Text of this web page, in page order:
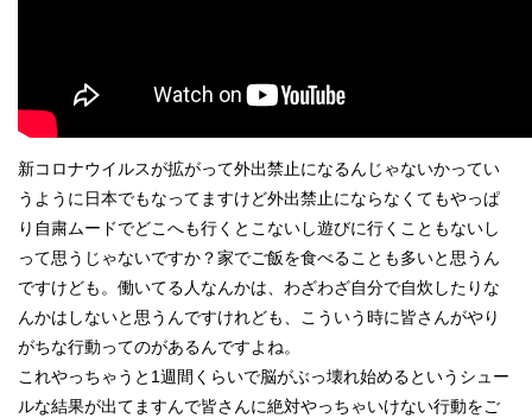
新コロナウイルスが拡がって外出禁止になるんじゃないかってい
うように日本でもなってますけど外出禁止にならなくてもやっぱ
り自粛ムードでどこへも行くとこないし遊びに行くこともないし
って思うじゃないですか？家でご飯を食べることも多いと思うん
ですけども。働いてる人なんかは、わざわざ自分で自炊したりな
んかはしないと思うんですけれども、こういう時に皆さんがやり
がちな行動ってのがあるんですよね。
これやっちゃうと1週間くらいで脳がぶっ壊れ始めるというシュー
ルな結果が出てますんで皆さんに絶対やっちゃいけない行動をご